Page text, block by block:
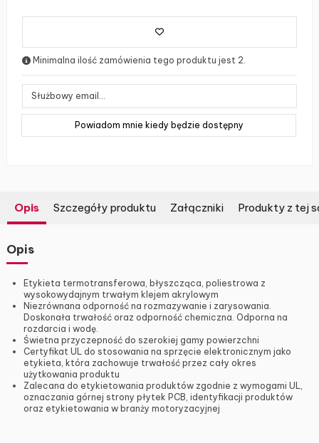
Minimalna ilość zamówienia tego produktu jest 2.
Opis Szczegóły produktu Załączniki Produkty z tej
Opis
Etykieta termotransferowa, błyszcząca, poliestrowa z
wysokowydajnym trwałym klejem akrylowym
Niezrównana odporność na rozmazywanie i zarysowania.
Doskonała trwałość oraz odporność chemiczna. Odporna na
rozdarcia i wodę.
Świetna przyczepność do szerokiej gamy powierzchni
Certyfikat UL do stosowania na sprzęcie elektronicznym jako
etykieta, która zachowuje trwałość przez cały okres
użytkowania produktu
Zalecana do etykietowania produktów zgodnie z wymogami UL,
oznaczania górnej strony płytek PCB, identyfikacji produktów
oraz etykietowania w branży motoryzacyjnej